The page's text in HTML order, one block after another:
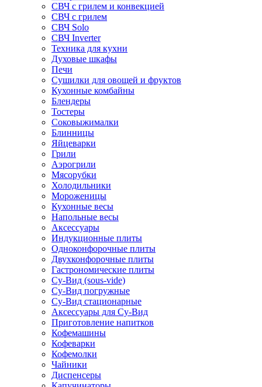
СВЧ с грилем и конвекцией
СВЧ с грилем
СВЧ Solo
СВЧ Inverter
Техника для кухни
Духовые шкафы
Печи
Сушилки для овощей и фруктов
Кухонные комбайны
Блендеры
Тостеры
Соковыжималки
Блинницы
Яйцеварки
Грили
Аэрогрили
Мясорубки
Холодильники
Мороженицы
Кухонные весы
Напольные весы
Аксессуары
Индукционные плиты
Одноконфорочные плиты
Двухконфорочные плиты
Гастрономические плиты
Су-Вид (sous-vide)
Су-Вид погружные
Су-Вид стационарные
Аксессуары для Су-Вид
Приготовление напитков
Кофемашины
Кофеварки
Кофемолки
Чайники
Диспенсеры